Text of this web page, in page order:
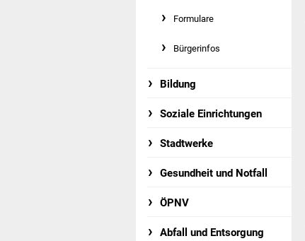
Formulare
Bürgerinfos
Bildung
Soziale Einrichtungen
Stadtwerke
Gesundheit und Notfall
ÖPNV
Abfall und Entsorgung